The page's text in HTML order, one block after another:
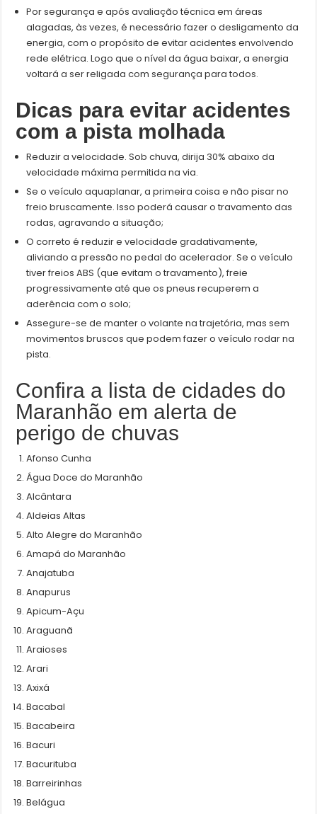
Por segurança e após avaliação técnica em áreas
alagadas, às vezes, é necessário fazer o desligamento da
energia, com o propósito de evitar acidentes envolvendo
rede elétrica. Logo que o nível da água baixar, a energia
voltará a ser religada com segurança para todos.
Dicas para evitar acidentes
com a pista molhada
Reduzir a velocidade. Sob chuva, dirija 30% abaixo da
velocidade máxima permitida na via.
Se o veículo aquaplanar, a primeira coisa e não pisar no
freio bruscamente. Isso poderá causar o travamento das
rodas, agravando a situação;
O correto é reduzir e velocidade gradativamente,
aliviando a pressão no pedal do acelerador. Se o veículo
tiver freios ABS (que evitam o travamento), freie
progressivamente até que os pneus recuperem a
aderência com o solo;
Assegure-se de manter o volante na trajetória, mas sem
movimentos bruscos que podem fazer o veículo rodar na
pista.
Confira a lista de cidades do
Maranhão em alerta de
perigo de chuvas
Afonso Cunha
Água Doce do Maranhão
Alcântara
Aldeias Altas
Alto Alegre do Maranhão
Amapá do Maranhão
Anajatuba
Anapurus
Apicum-Açu
Araguanã
Araioses
Arari
Axixá
Bacabal
Bacabeira
Bacuri
Bacurituba
Barreirinhas
Belágua